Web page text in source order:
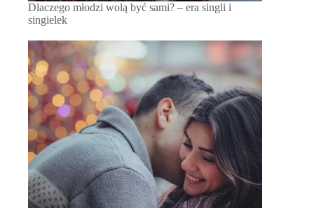
Dlaczego młodzi wolą być sami? – era singli i
singielek